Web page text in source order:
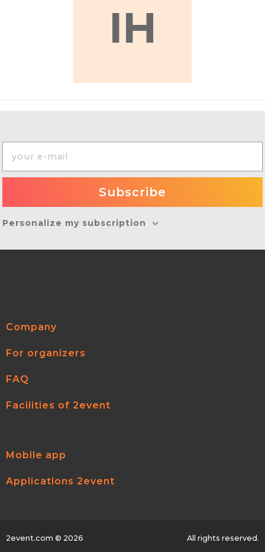
IH
Personalize my subscription
Company
For organizers
FAQ
Facilities of 2event
Mobile app
Applications 2event
2event.com © 2026 All rights reserved.